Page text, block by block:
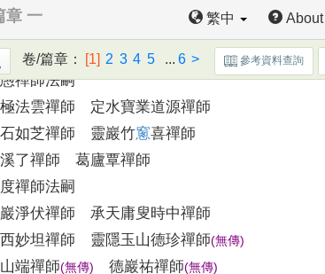
章 一 繁中 About
卷/篇章： [1] 2 3 4 5 ... 6 > 參考資料查詢
禪師 慧力圓中規禪師
師( 無傳)
禪師法嗣
雲禪師 定水寶業道源禪師
如芝禪師 靈巖竹窻喜禪師
禪師 葛廬覃禪師
禪師法嗣
伏禪師 承天庸叟時中禪師
坦禪師 靈隱玉山德珍禪師(無傳)
端禪師(無傳) 德巖祐禪師(無傳)